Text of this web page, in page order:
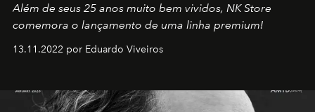
Além de seus 25 anos muito bem vividos, NK Store
comemora o lançamento de uma linha premium!
13.11.2022 por Eduardo Viveiros